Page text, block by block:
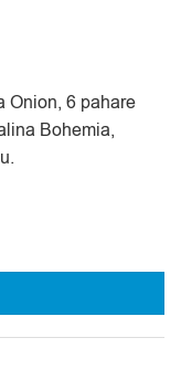
Onion, 6 pahare
Bohemia,
Onion